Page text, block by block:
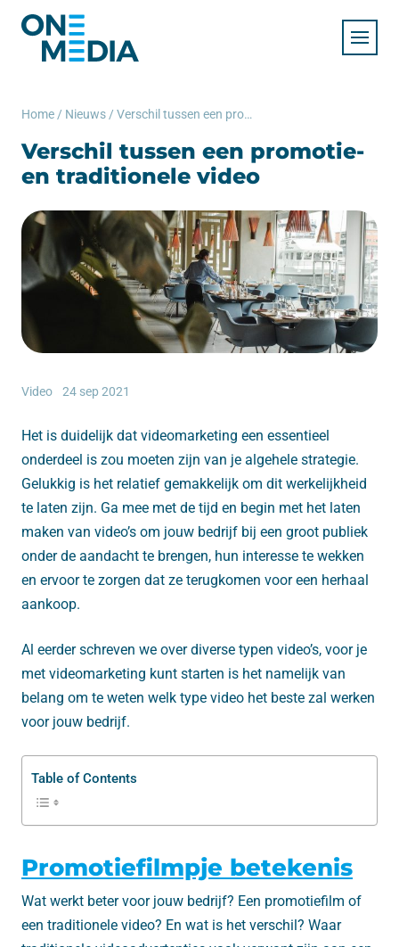
Home / Nieuws / Verschil tussen een promotie- en traditionele video
Verschil tussen een promotie-
en traditionele video
Video 24 sep 2021
Het is duidelijk dat videomarketing een essentieel
onderdeel is zou moeten zijn van je algehele strategie.
Gelukkig is het relatief gemakkelijk om dit werkelijkheid
te laten zijn. Ga mee met de tijd en begin met het laten
maken van video’s om jouw bedrijf bij een groot publiek
onder de aandacht te brengen, hun interesse te wekken
en ervoor te zorgen dat ze terugkomen voor een herhaal
aankoop.
Al eerder schreven we over diverse typen video’s, voor je
met videomarketing kunt starten is het namelijk van
belang om te weten welk type video het beste zal werken
voor jouw bedrijf.
Table of Contents
Promotiefilmpje betekenis
Wat werkt beter voor jouw bedrijf? Een promotiefilm of
een traditionele video? En wat is het verschil? Waar